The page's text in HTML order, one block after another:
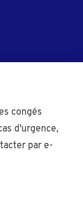
congés
d'urgence,
par e-